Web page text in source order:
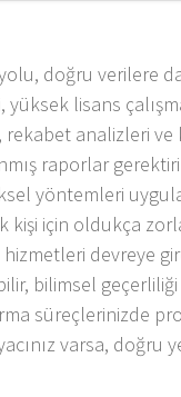
doğru verilere
lisans
rekabet analizleri
raporlar
yöntemleri
için oldukça
devreye
bilimsel
süreçlerinizde
varsa, doğru